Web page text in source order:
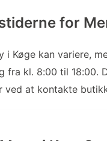
for
i Køge kan variere,
fra kl. 8:00 til 18:00.
ved at kontakte